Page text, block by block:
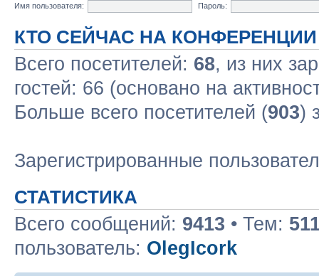
Имя пользователя:
Пароль:
КТО СЕЙЧАС НА КОНФЕРЕНЦИИ
Всего посетителей: 68, из них
гостей: 66 (основано на
Больше всего посетителей (903)
Зарегистрированные
СТАТИСТИКА
Всего сообщений: 9413 • Тем:
пользователь: OlegIcork